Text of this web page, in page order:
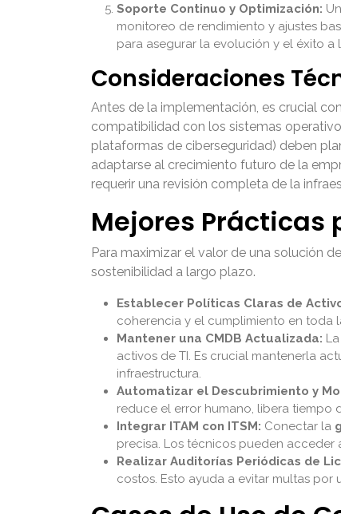
Soporte Continuo y Optimización:
monitoreo de rendimiento y ajustes
para asegurar la evolución y el éxito
Consideraciones
Antes de la implementación, es crucial
compatibilidad con los sistemas
plataformas de ciberseguridad) deben
adaptarse al crecimiento futuro de la
requerir una revisión completa de la
Mejores Prácticas
Para maximizar el valor de una solución de
sostenibilidad a largo plazo.
Establecer Políticas Claras de
coherencia y el cumplimiento en toda
Mantener una CMDB Actualizada:
activos de TI. Es crucial mantenerla
infraestructura.
Automatizar el Descubrimiento y
reduce el error humano, libera tiempo
Integrar ITAM con ITSM: Conectar la
precisa. Los técnicos pueden
Realizar Auditorías Periódicas de
costos. Esto ayuda a evitar multas